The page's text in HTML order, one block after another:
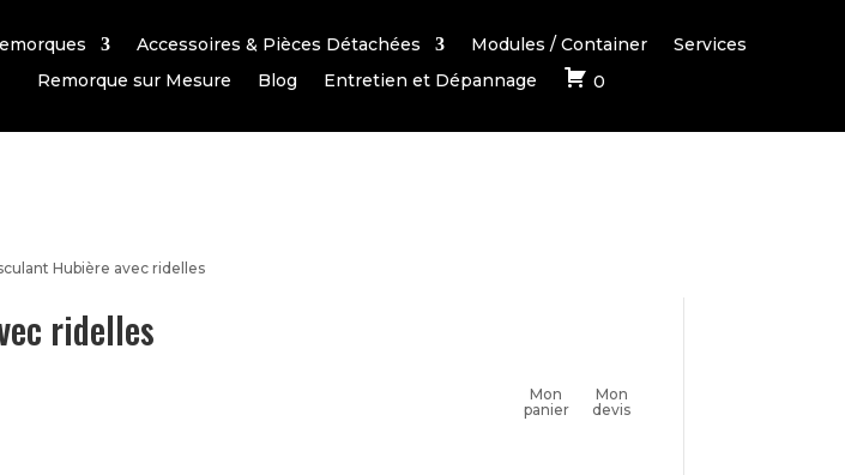
Accessoires & Pièces Détachées Modules / Container
Services
Remorque sur Mesure
Blog Entretien et Dépannage 0
Hubière avec ridelles
ridelles
Mon
panier
Mon
devis